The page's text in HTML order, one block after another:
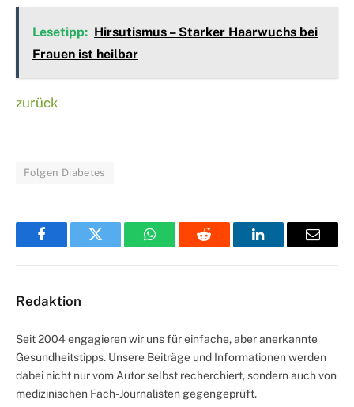
Lesetipp: Hirsutismus – Starker Haarwuchs bei
Frauen ist heilbar
zurück
Folgen Diabetes
FacebookTwitter WhatsAppReddit LinkedInEmail
Redaktion
Seit 2004 engagieren wir uns für einfache, aber anerkannte
Gesundheitstipps. Unsere Beiträge und Informationen werden
dabei nicht nur vom Autor selbst recherchiert, sondern auch von
medizinischen Fach-Journalisten gegengeprüft.